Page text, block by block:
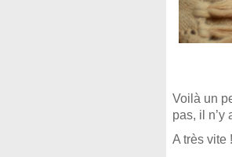
Voilà un
pas, il n’y
A très vite